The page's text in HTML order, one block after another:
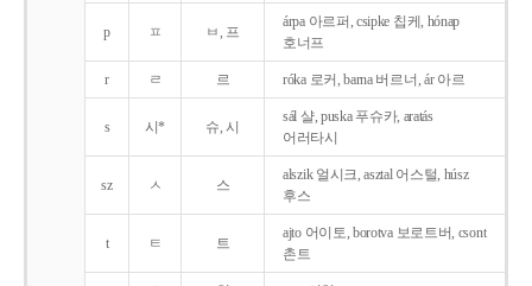
p ㅍ ㅂ, 프
árpa 아르퍼, csipke 칩케, hónap
호너프
r ㄹ 르 róka 로커, barna 버르너, ár 아르
s 시* 슈, 시
sál 샬, puska 푸슈카, aratás
어러타시
sz ㅅ 스
alszik 얼시크, asztal 어스털, húsz
후스
t ㅌ 트
ajto 어이토, borotva 보로트버, csont
촌트